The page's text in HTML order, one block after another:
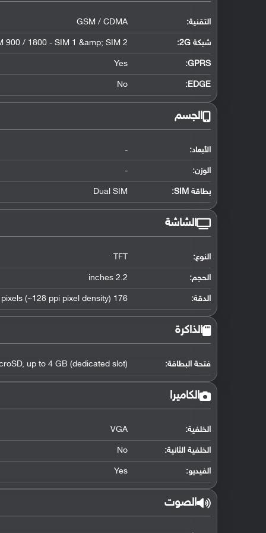
التقنية: GSM / CDMA
شبكة 2G: 900 / 1800 - SIM 1 &amp; SIM 2
GPRS:
Yes
EDGE:
No
الجسم
الأبعاد: -
الوزن: -
بطاقة SIM: Dual SIM
الشاشة
النوع: TFT
الحجم: 2.2 inches
الدقة: 176 x 220 pixels (~128 ppi pixel density)
الذاكرة
فتحة البطاقة: up to 4 GB (dedicated slot)
الكاميرا
الخلفية: VGA
الخلفية الثانية: No
الفيديو: Yes
الصوت